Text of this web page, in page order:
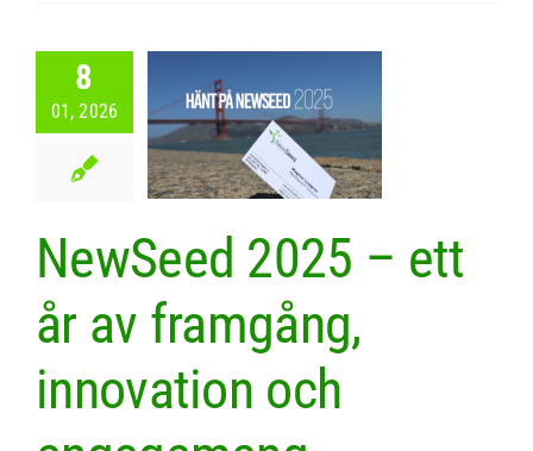
8
01, 2026
2025 –
år av
och
Nyheter
NewSeed 2025 – ett
år av framgång,
innovation och